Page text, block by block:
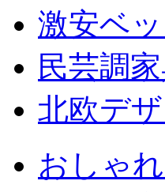
激安ベ
民芸調
北欧デ
おしゃ